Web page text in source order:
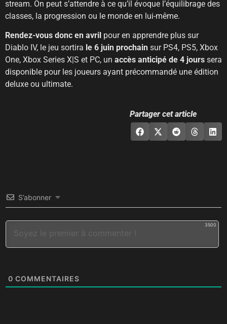
stream. On peut s’attendre à ce qu’il évoque l’équilibrage des
classes, la progression ou le monde en lui-même.
Rendez-vous donc en avril pour en apprendre plus sur
Diablo IV, le jeu sortira le 6 juin prochain sur PS4, PS5, Xbox
One, Xbox Series X|S et PC, un accès anticipé de 4 jours sera
disponible pour les joueurs ayant précommandé une édition
deluxe ou ultimate.
Partager cet article
S’abonner
3500
0 COMMENTAIRES